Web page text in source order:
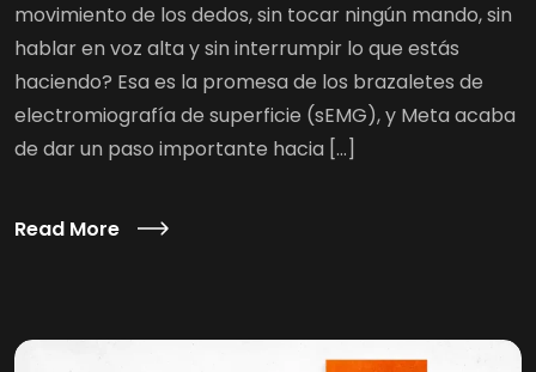
movimiento de los dedos, sin tocar ningún mando, sin
hablar en voz alta y sin interrumpir lo que estás
haciendo? Esa es la promesa de los brazaletes de
electromiografía de superficie (sEMG), y Meta acaba
de dar un paso importante hacia […]
Read More